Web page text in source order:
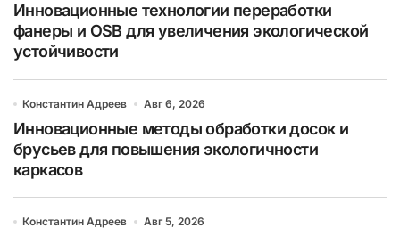
Инновационные технологии переработки
фанеры и OSB для увеличения экологической
устойчивости
Константин Адреев Авг 6, 2026
Инновационные методы обработки досок и
брусьев для повышения экологичности
каркасов
Константин Адреев Авг 5, 2026